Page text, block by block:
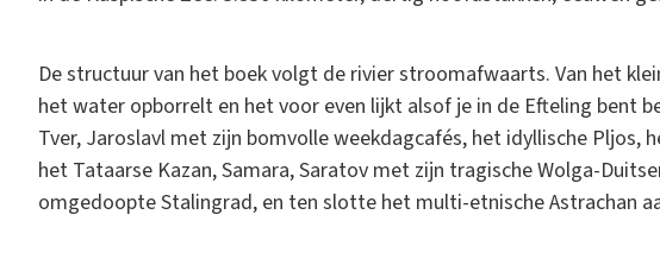
De structuur van het boek volgt de rivier stroomafwaarts. Van het
het water opborrelt en het voor even lijkt alsof je in de Efteling bent
Tver, Jaroslavl met zijn bomvolle weekdagcafés, het idyllische Pljos,
het Tataarse Kazan, Samara, Saratov met zijn tragische Wolga-
omgedoopte Stalingrad, en ten slotte het multi-etnische Astrachan